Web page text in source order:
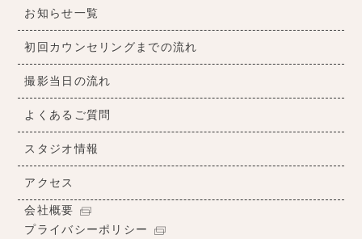
お知らせ一覧
初回カウンセリングまでの流れ
撮影当日の流れ
よくあるご質問
スタジオ情報
アクセス
会社概要
プライバシーポリシー